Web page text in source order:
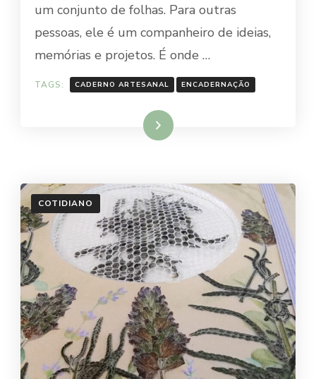
um conjunto de folhas. Para outras
pessoas, ele é um companheiro de ideias,
memórias e projetos. É onde …
TAGS: CADERNO ARTESANAL ENCADERNAÇÃO
Ler mais
COTIDIANO